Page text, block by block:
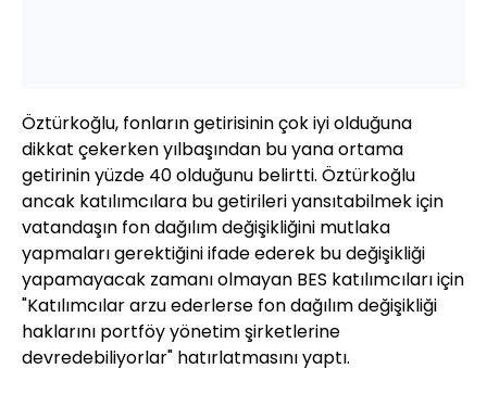
Öztürkoğlu, fonların getirisinin çok iyi olduğuna
dikkat çekerken yılbaşından bu yana ortama
getirinin yüzde 40 olduğunu belirtti. Öztürkoğlu
ancak katılımcılara bu getirileri yansıtabilmek için
vatandaşın fon dağılım değişikliğini mutlaka
yapmaları gerektiğini ifade ederek bu değişikliği
yapamayacak zamanı olmayan BES katılımcıları için
"Katılımcılar arzu ederlerse fon dağılım değişikliği
haklarını portföy yönetim şirketlerine
devredebiliyorlar" hatırlatmasını yaptı.